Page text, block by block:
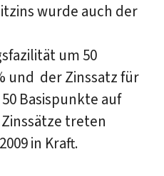
wurde auch der
um 50
und der Zinssatz für
Basispunkte auf
treten
in Kraft.